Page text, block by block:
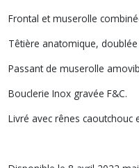
Frontal et muserolle
Têtière anatomique,
Passant de muserolle
Bouclerie Inox gravée F&C.
Livré avec rênes caoutchouc